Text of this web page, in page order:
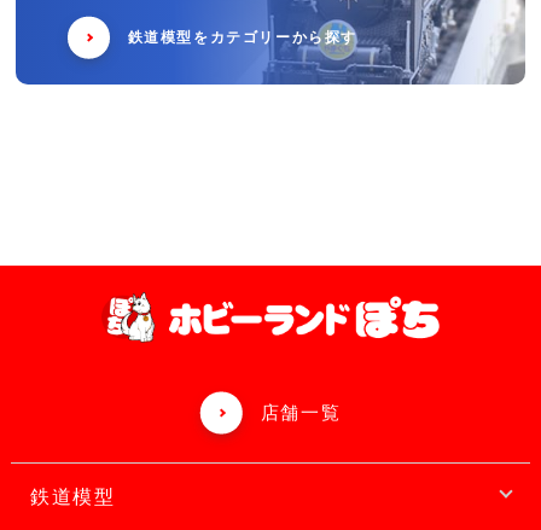
鉄道模型をカテゴリーから探す
店舗一覧
鉄道模型